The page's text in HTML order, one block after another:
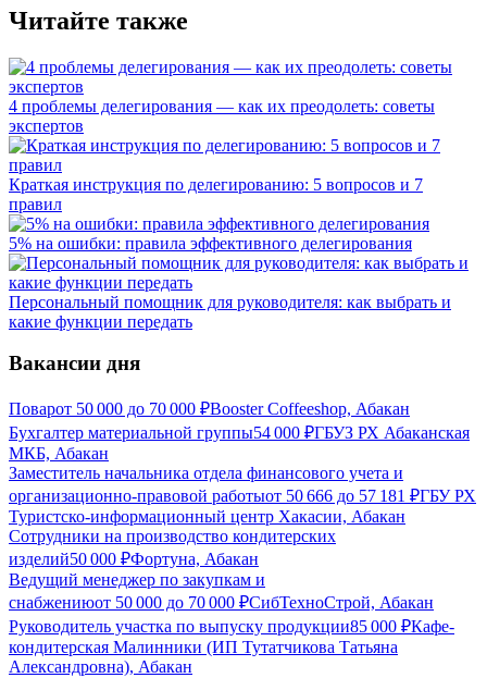
Читайте также
4 проблемы делегирования — как их преодолеть: советы
экспертов
Краткая инструкция по делегированию: 5 вопросов и 7
правил
5% на ошибки: правила эффективного делегирования
Персональный помощник для руководителя: как выбрать и
какие функции передать
Вакансии дня
Поварот 50 000 до 70 000 ₽Booster Coffeeshop, Абакан
Бухгалтер материальной группы54 000 ₽ГБУЗ РХ Абаканская
МКБ, Абакан
Заместитель начальника отдела финансового учета и
организационно-правовой работыот 50 666 до 57 181 ₽ГБУ РХ
Туристско-информационный центр Хакасии, Абакан
Сотрудники на производство кондитерских
изделий50 000 ₽Фортуна, Абакан
Ведущий менеджер по закупкам и
снабжениюот 50 000 до 70 000 ₽СибТехноСтрой, Абакан
Руководитель участка по выпуску продукции85 000 ₽Кафе-
кондитерская Малинники (ИП Тутатчикова Татьяна
Александровна), Абакан